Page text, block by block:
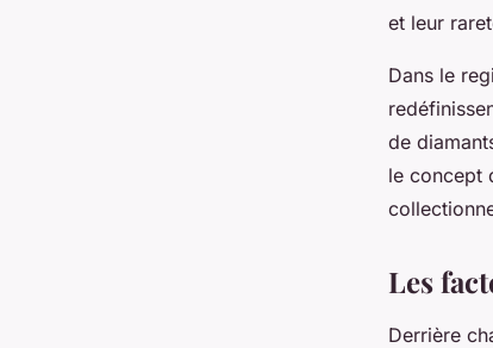
et leur
Dans le
de
le concept
Les
Derrière